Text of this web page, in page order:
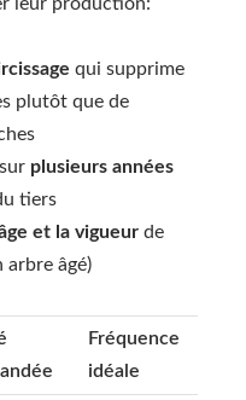
qui supprime
plutôt que de
plusieurs années
tiers
et la vigueur de
arbre âgé)
Fréquence
idéale